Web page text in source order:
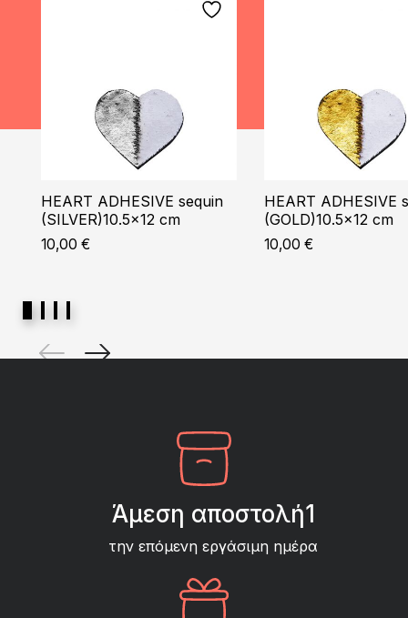
HEART ADHESIVE sequin
(SILVER)10.5×12 cm
10,00 €
HEART ADHESIVE
(GOLD)10.5×12 cm
10,00 €
Άμεση αποστολή1
την επόμενη εργάσιμη ημέρα